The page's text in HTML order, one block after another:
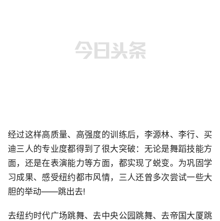
经过这样高质量、高强度的训练后，李源林、李行、买
迪三人的专业度都得到了很大突破：无论是舞蹈技能方
面，还是在表演能力等方面，都实现了蜕变。为巩固学
习成果、感受纽约都市风情，三人还曾多次尝试一些大
胆的举动——跳出去!
去纽约时代广场跳舞、去中央公园跳舞、去帝国大厦跳